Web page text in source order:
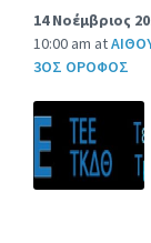
14 Νοέμβριος
10:00 am at
3ΟΣ ΟΡΟΦΟΣ